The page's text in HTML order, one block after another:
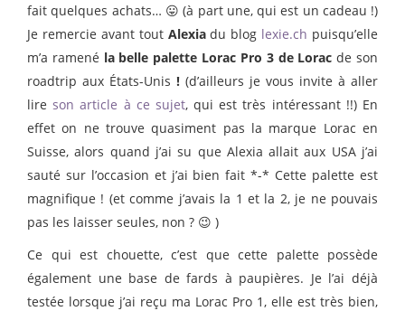
fait quelques achats… 😛 (à part une, qui est un cadeau !)
Je remercie avant tout Alexiadu blog lexie.ch puisqu’elle
m’a ramené la belle palette Lorac Pro 3 de Lorac de son
roadtrip aux États-Unis ! (d’ailleurs je vous invite à aller
lireson article à ce sujet, qui est très intéressant !!) En
effet on ne trouve quasiment pas la marque Lorac en
Suisse, alors quand j’ai su que Alexia allait aux USA j’ai
sauté sur l’occasion et j’ai bien fait *-* Cette palette est
magnifique ! (et comme j’avais la 1 et la 2, je ne pouvais
pas les laisser seules, non ? 😉 )
Ce qui est chouette, c’est que cette palette possède
également une base de fards à paupières. Je l’ai déjà
testée lorsque j’ai reçu ma Lorac Pro 1, elle est très bien,